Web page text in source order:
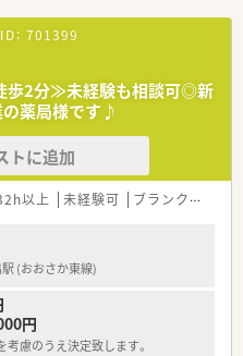
配置されており、常に協力し合
きる活気ある雰囲気の職場で
高く、責任感を持ったプロ意識の
め、刺激を受けながら働けます。
やアメリカへの社員旅行が実施さ
家族も大切にする温かい文化があ
： 701399
歩2分≫未経験も相談可◎新
の薬局様です♪
トに追加
以上 未経験可 ブランク可
(おおさか東線)
円
慮のうえ決定致します。